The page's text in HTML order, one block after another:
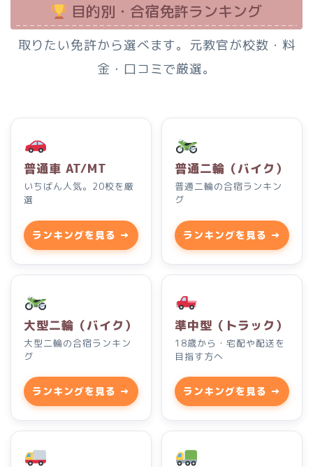
目的別・合宿免許ランキング
取りたい免許から選べます。元教官が校数・料
金・口コミで厳選。
普通車 AT/MT
いちばん人気。20校を厳
選
ランキングを見る →
普通二輪（バイク）
普通二輪の合宿ランキン
グ
ランキングを見る →
大型二輪（バイク）
大型二輪の合宿ランキン
グ
ランキングを見る →
準中型（トラック）
18歳から・宅配や配送を
目指す方へ
ランキングを見る →